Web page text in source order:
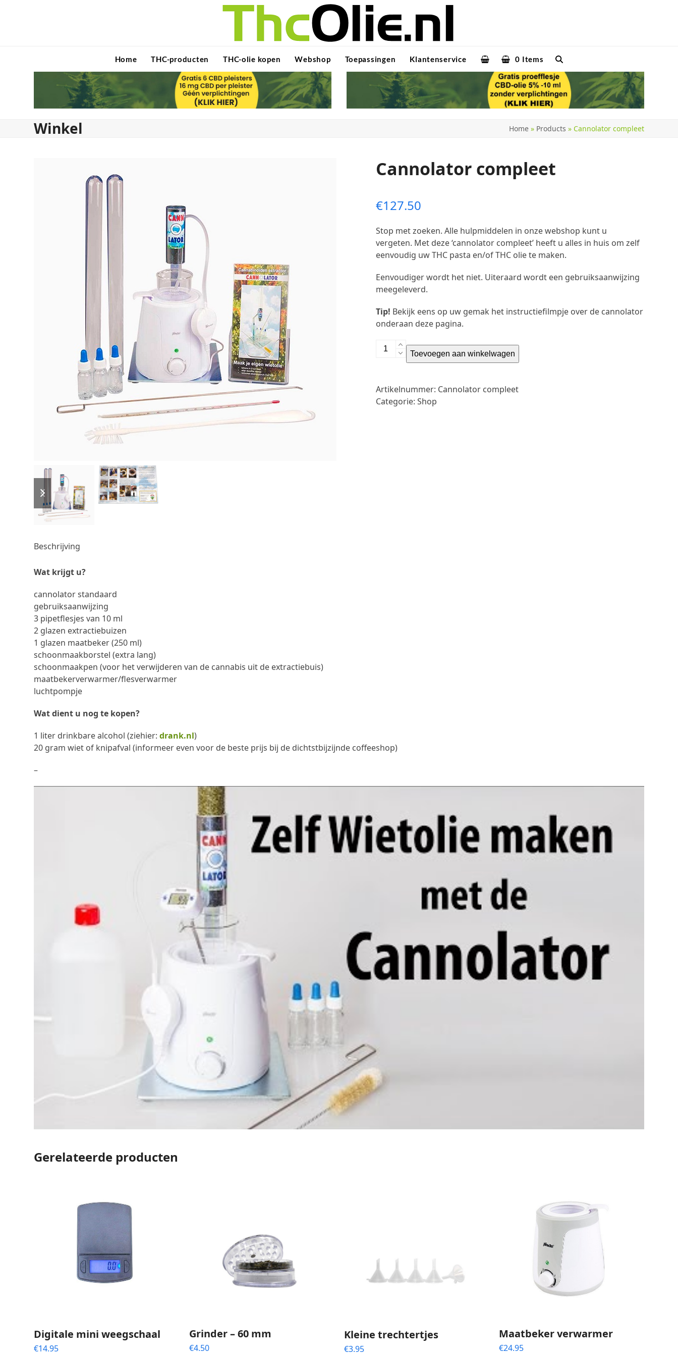
Home THC-producten THC-olie kopen Webshop Toepassingen Klantenservice 0 Items
Winkel Home» Products » Cannolator compleet
previous
slide
next
slide
Cannolator compleet
€127.50
Stop met zoeken. Alle hulpmiddelen in onze webshop kunt u
vergeten. Met deze ‘cannolator compleet’ heeft u alles in huis om zelf
eenvoudig uw THC pasta en/of THC olie te maken.
Eenvoudiger wordt het niet. Uiteraard wordt een gebruiksaanwijzing
meegeleverd.
Tip! Bekijk eens op uw gemak het instructiefilmpje over de cannolator
onderaan deze pagina.
Cannolator
compleet Toevoegen aan winkelwagen
Artikelnummer: Cannolator compleet
Categorie: Shop
Beschrijving
Wat krijgt u?
cannolator standaard
gebruiksaanwijzing
3 pipetflesjes van 10 ml
2 glazen extractiebuizen
1 glazen maatbeker (250 ml)
schoonmaakborstel (extra lang)
schoonmaakpen (voor het verwijderen van de cannabis uit de extractiebuis)
maatbekerverwarmer/flesverwarmer
luchtpompje
Wat dient u nog te kopen?
1 liter drinkbare alcohol (ziehier:drank.nl)
20 gram wiet of knipafval (informeer even voor de beste prijs bij de dichtstbijzijnde coffeeshop)
–
Gerelateerde producten
Digitale mini weegschaal
€14.95
Grinder – 60 mm
€4.50
Kleine trechtertjes
€3.95
Maatbeker verwarmer
€24.95